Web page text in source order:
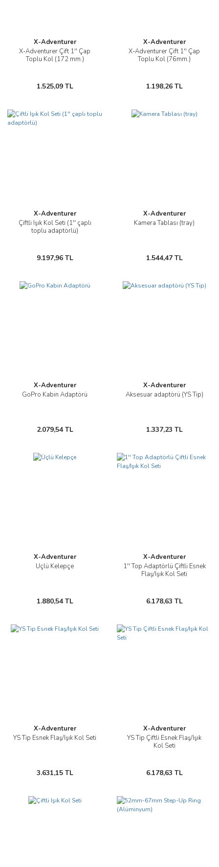
X-Adventurer
X-Adventurer Çift 1'' Çap
Toplu Kol (172 mm.)
1.525,09 TL
X-Adventurer
X-Adventurer Çift 1'' Çap
Toplu Kol (76mm.)
1.198,26 TL
X-Adventurer
Çiftli Işık Kol Seti (1'' çaplı
toplu adaptörlü)
9.197,96 TL
X-Adventurer
Kamera Tablası (tray)
1.544,47 TL
X-Adventurer
GoPro Kabin Adaptörü
2.079,54 TL
X-Adventurer
Aksesuar adaptörü (YS Tip)
1.337,23 TL
X-Adventurer
Üçlü Kelepçe
1.880,54 TL
X-Adventurer
1'' Top Adaptörlü Çiftli Esnek
Flaş/Işık Kol Seti
6.178,63 TL
X-Adventurer
YS Tip Esnek Flaş/Işık Kol Seti
3.631,15 TL
X-Adventurer
YS Tip Çiftli Esnek Flaş/Işık
Kol Seti
6.178,63 TL